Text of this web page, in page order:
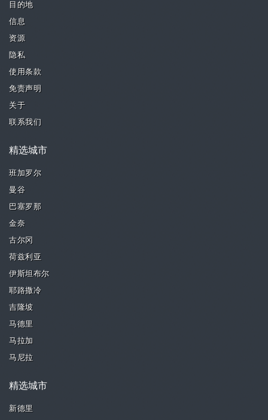
目的地
信息
资源
隐私
使用条款
免责声明
关于
联系我们
精选城市
班加罗尔
曼谷
巴塞罗那
金奈
古尔冈
荷兹利亚
伊斯坦布尔
耶路撒冷
吉隆坡
马德里
马拉加
马尼拉
精选城市
新德里